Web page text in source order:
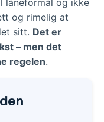
og rimelig at
sitt. Det er
– men det
regelen.